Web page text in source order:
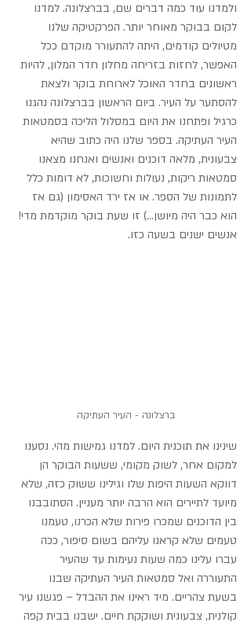
ולמדנו עוד כמה דברים שם, בברצלונה. למדנו
לקום בבוקר מאוחר יותר. הפרקטיקה שלנו
מטיולים קודמים, היתה להתעורר מוקדם ככל
האפשר, לחזות בזריחה מחלון חדר המלון, להיות
ראשונים בחדר האוכל לארוחת בוקר ולצאת
להסתער על העיר. ביום הראשון בברצלונה נהגנו
כרגיל ופתחנו את היום במסלול הליכה בסמטאות
העיר העתיקה. בספר שלנו היה כתוב שהיא
צבעונית, מלאה דוכנים ואנשים ואנחנו מצאנו
סמטאות ריקות, נעולות וחשוכות, לא דומות כלל
לתמונות של הספר. או אז ירד האסימון (גם אז
הוא כבר היה מיושן...) זו שעת בוקר מוקדמת מדי!
אנשים ישנים בשעה כזו.
ברצלונה - העיר העתיקה
שינינו את תוכנית היום. למדנו גמישות מהי. נסענו
למקום אחר, לשוק מקומי, ששעות הבוקר הן
דווקא השעות היפות שלו וגילינו ששוק כזה, שלא
מיועד לתיירים הוא הרבה יותר מעניין. הסתובבנו
בין הדוכנים שמכרו פירות שלא הכרנו, טעמנו
טעמים שלא קראנו עליהם בשום סיפור, ככה
עברו עלינו כמה שעות נעימות עד שהעיר
התעוררה ואל סמטאות העיר העתיקה שבנו
בשעת צהריים. מיד ראינו את ההבדל – פגשנו עיר
קולנית, צבעונית ושוקקת חיים. ישבנו בבית קפה